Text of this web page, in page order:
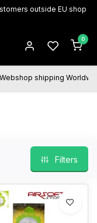
outside EU shop
0
shipping
Filters